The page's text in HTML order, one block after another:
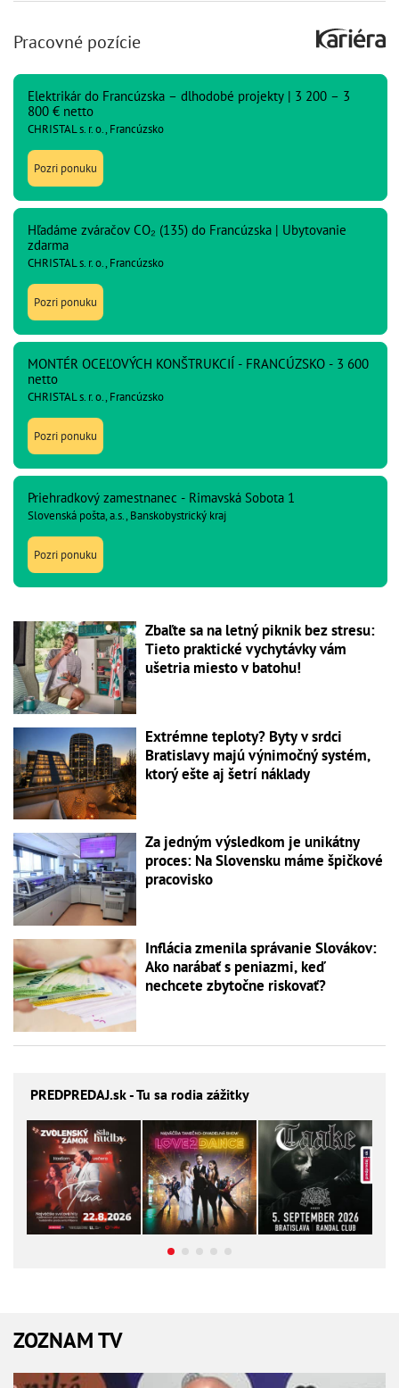
Pracovné pozície
Elektrikár do Francúzska – dlhodobé projekty | 3 200 – 3
800 € netto
CHRISTAL s. r. o., Francúzsko
Pozri ponuku
Hľadáme zváračov CO₂ (135) do Francúzska | Ubytovanie
zdarma
CHRISTAL s. r. o., Francúzsko
Pozri ponuku
MONTÉR OCEĽOVÝCH KONŠTRUKCIÍ - FRANCÚZSKO - 3 600
netto
CHRISTAL s. r. o., Francúzsko
Pozri ponuku
Priehradkový zamestnanec - Rimavská Sobota 1
Slovenská pošta, a.s., Banskobystrický kraj
Pozri ponuku
Zbaľte sa na letný piknik bez stresu:
Tieto praktické vychytávky vám
ušetria miesto v batohu!
Extrémne teploty? Byty v srdci
Bratislavy majú výnimočný systém,
ktorý ešte aj šetrí náklady
Za jedným výsledkom je unikátny
proces: Na Slovensku máme špičkové
pracovisko
Inflácia zmenila správanie Slovákov:
Ako narábať s peniazmi, keď
nechcete zbytočne riskovať?
PREDPREDAJ.sk - Tu sa rodia zážitky
ZOZNAM TV